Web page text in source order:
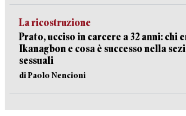
La ricostruzione
Prato, ucciso in carcere a 32 anni: chi
Ikanagbon e cosa è successo nella
sessuali
di Paolo Nencioni